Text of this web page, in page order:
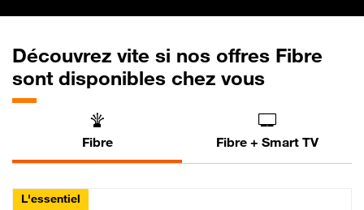
Découvrez vite si nos offres Fibre
sont disponibles chez vous
Fibre Fibre + Smart TV
L'essentiel